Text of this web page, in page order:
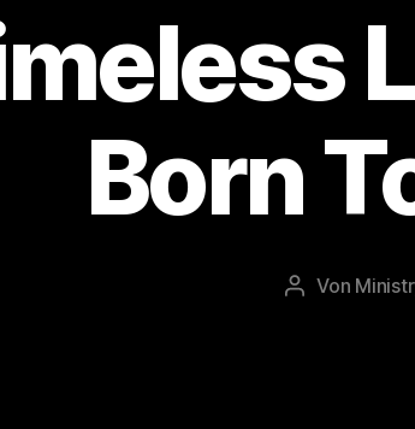
Born
Beitragsautor
Von